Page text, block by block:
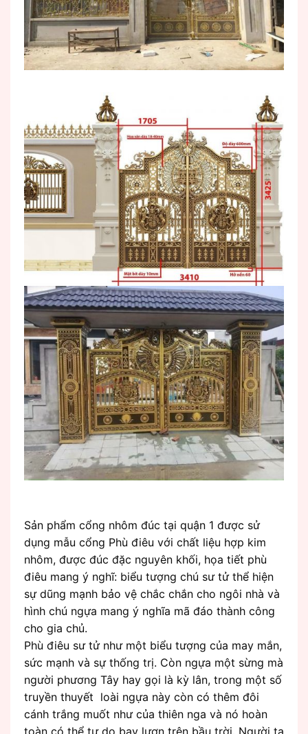
Sản phẩm cổng nhôm đúc tại quận 1 được sử
dụng mẫu cổng Phù điêu với chất liệu hợp kim
nhôm, được đúc đặc nguyên khối, họa tiết phù
điêu mang ý nghĩ: biểu tượng chú sư tử thể hiện
sự dũng mạnh bảo vệ chắc chắn cho ngôi nhà và
hình chú ngựa mang ý nghĩa mã đáo thành công
cho gia chủ.
Phù điêu sư tử như một biểu tượng của may mắn,
sức mạnh và sự thống trị. Còn ngựa một sừng mà
người phương Tây hay gọi là kỳ lân, trong một số
truyền thuyết loài ngựa này còn có thêm đôi
cánh trắng muốt như của thiên nga và nó hoàn
toàn có thể tự do bay lượn trên bầu trời. Người ta